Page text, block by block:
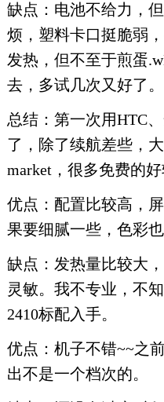
缺点：电池不给力，
烦，塑料卡口挺脆弱
发热，但不至于煎蛋
去，多试几次又好了
总结：第一次用HTC
了，除了续航差些，
market，很多免费的
优点：配置比较高，
果要细腻一些，色彩也
缺点：发热量比较大
灵敏。我不专业，不
2410标配入手。
优点：机子不错~~之
出不是一个档次的。